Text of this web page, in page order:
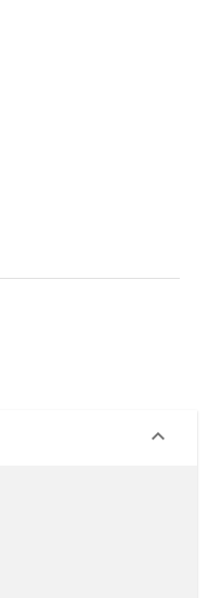
keyboard_arrow_down